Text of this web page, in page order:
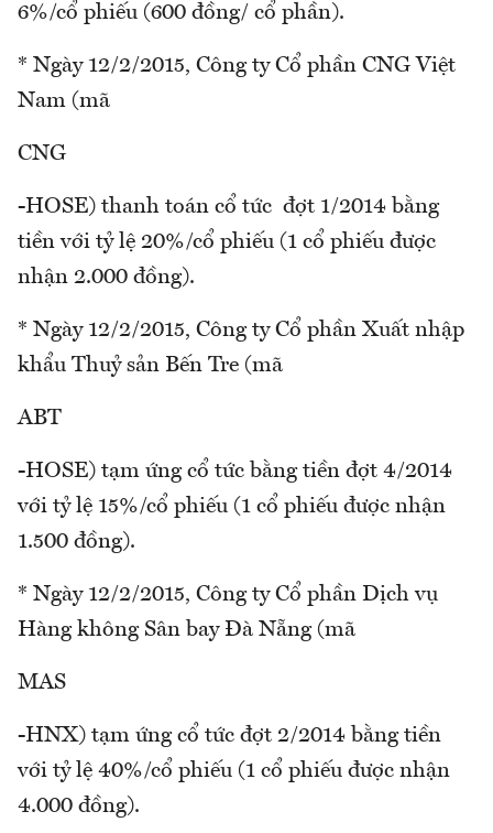
6%/cổ phiếu (600 đồng/ cổ phần).
* Ngày 12/2/2015, Công ty Cổ phần CNG Việt
Nam (mã
CNG
-HOSE) thanh toán cổ tức đợt 1/2014 bằng
tiền với tỷ lệ 20%/cổ phiếu (1 cổ phiếu được
nhận 2.000 đồng).
* Ngày 12/2/2015, Công ty Cổ phần Xuất nhập
khẩu Thuỷ sản Bến Tre (mã
ABT
-HOSE) tạm ứng cổ tức bằng tiền đợt 4/2014
với tỷ lệ 15%/cổ phiếu (1 cổ phiếu được nhận
1.500 đồng).
* Ngày 12/2/2015, Công ty Cổ phần Dịch vụ
Hàng không Sân bay Đà Nẵng (mã
MAS
-HNX) tạm ứng cổ tức đợt 2/2014 bằng tiền
với tỷ lệ 40%/cổ phiếu (1 cổ phiếu được nhận
4.000 đồng).